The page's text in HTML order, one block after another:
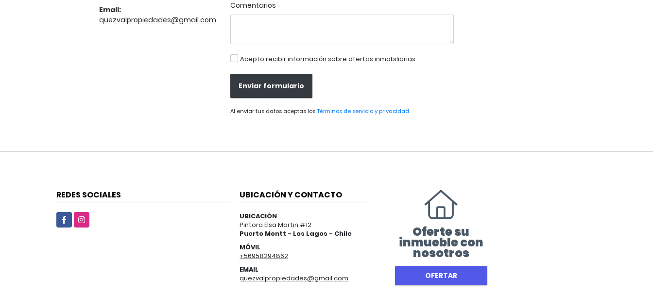
Email:
quezvalpropiedades@gmail.com
Comentarios
Acepto recibir información sobre ofertas inmobiliarias
Enviar formulario
Al enviar tus datos aceptas losTérminos de servicio y privacidad
REDES SOCIALES
FacebookInstagram
UBICACIÓN Y CONTACTO
UBICACIÓN
Pintora Elsa Martin #12
Puerto Montt - Los Lagos - Chile
MÓVIL
+56958294862
EMAIL
quezvalpropiedades@gmail.com
Oferte su
inmueble con
nosotros
OFERTAR